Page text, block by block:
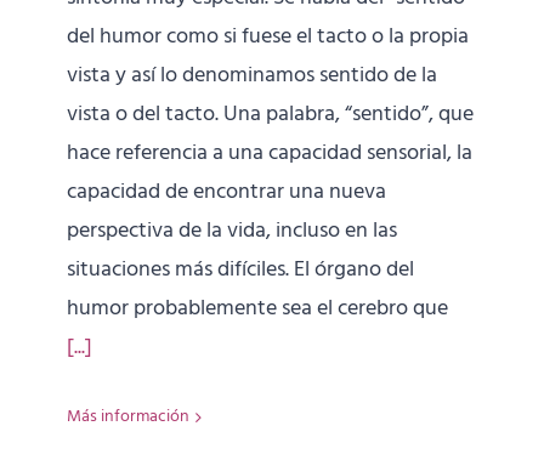
del humor como si fuese el tacto o la propia
vista y así lo denominamos sentido de la
vista o del tacto. Una palabra, “sentido”, que
hace referencia a una capacidad sensorial, la
capacidad de encontrar una nueva
perspectiva de la vida, incluso en las
situaciones más difíciles. El órgano del
humor probablemente sea el cerebro que
[...]
Más información